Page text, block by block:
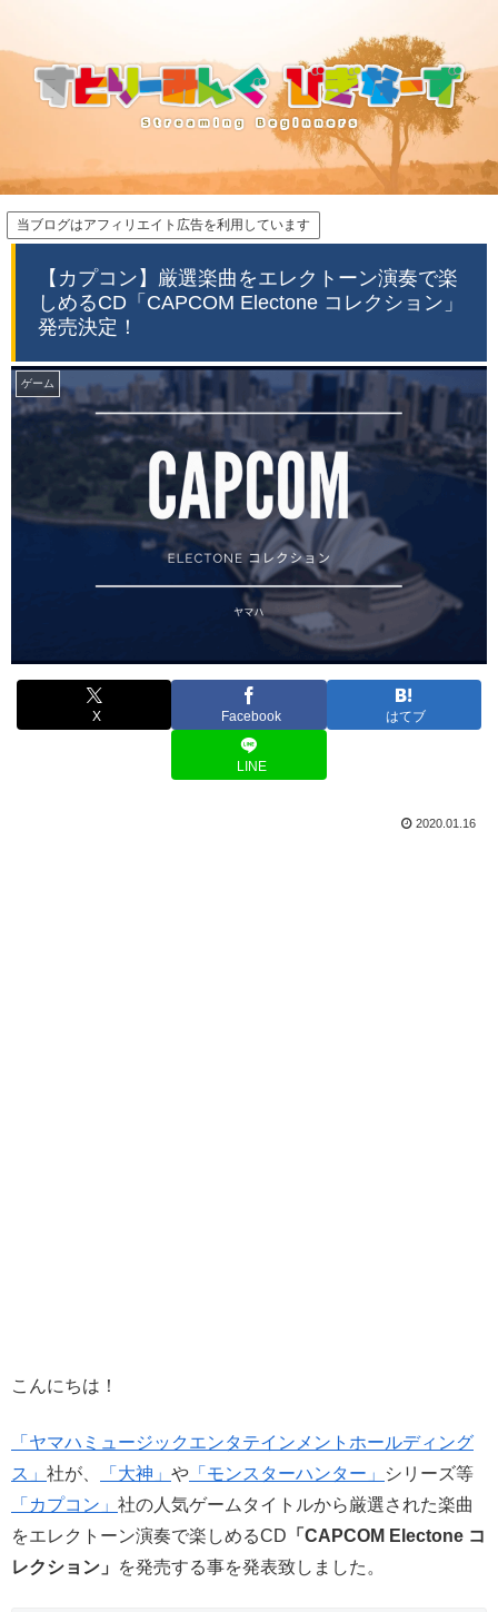
当ブログはアフィリエイト広告を利用しています
【カプコン】厳選楽曲をエレクトーン演奏で楽
しめるCD「CAPCOM Electone コレクション」
発売決定！
ゲーム
X Facebook はてブ
LINE
2020.01.16
こんにちは！
「ヤマハミュージックエンタテインメントホールディング
ス」 社が、 「大神」 や 「モンスターハンター」
シリーズ等
「カプコン」 社の人気ゲームタイトルから厳選された楽曲
をエレクトーン演奏で楽しめるCD 「CAPCOM Electone コ
レクション」
を発売する事を発表致しました。